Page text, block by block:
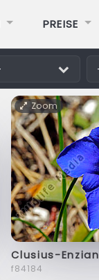
PREISE
Zoom
Clusius-Enzian
f84184